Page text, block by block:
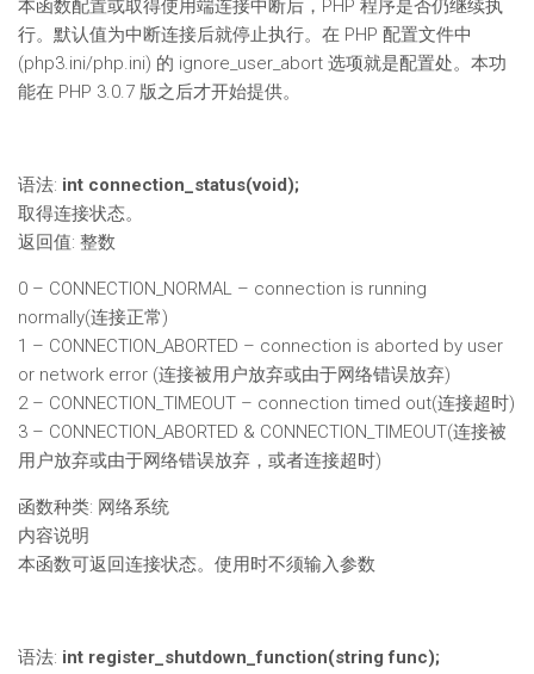
本函数配置或取得使用端连接中断后，PHP 程序是否仍继续执
行。默认值为中断连接后就停止执行。在 PHP 配置文件中
(php3.ini/php.ini) 的 ignore_user_abort 选项就是配置处。本功
能在 PHP 3.0.7 版之后才开始提供。
语法: int connection_status(void);
取得连接状态。
返回值: 整数
0 – CONNECTION_NORMAL – connection is running
normally(连接正常)
1 – CONNECTION_ABORTED – connection is aborted by user
or network error (连接被用户放弃或由于网络错误放弃)
2 – CONNECTION_TIMEOUT – connection timed out(连接超时)
3 – CONNECTION_ABORTED & CONNECTION_TIMEOUT(连接被
用户放弃或由于网络错误放弃，或者连接超时)
函数种类: 网络系统
内容说明
本函数可返回连接状态。使用时不须输入参数
语法: int register_shutdown_function(string func);